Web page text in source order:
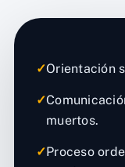
✓Orientación
✓
muertos.
✓Proceso